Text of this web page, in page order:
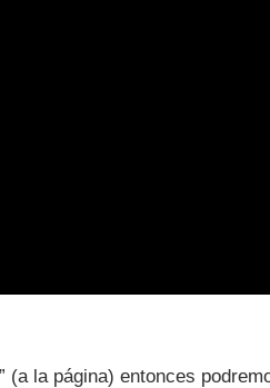
(a la página) entonces